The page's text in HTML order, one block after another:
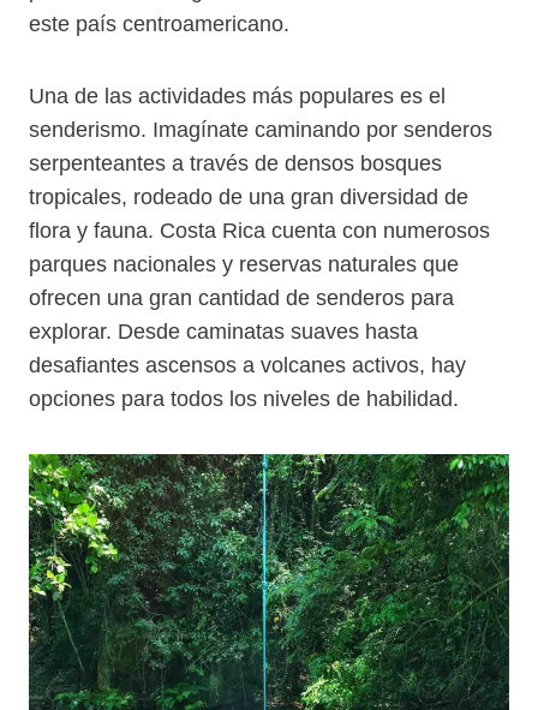
este país centroamericano.
Una de las actividades más populares es el
senderismo. Imagínate caminando por senderos
serpenteantes a través de densos bosques
tropicales, rodeado de una gran diversidad de
flora y fauna. Costa Rica cuenta con numerosos
parques nacionales y reservas naturales que
ofrecen una gran cantidad de senderos para
explorar. Desde caminatas suaves hasta
desafiantes ascensos a volcanes activos, hay
opciones para todos los niveles de habilidad.